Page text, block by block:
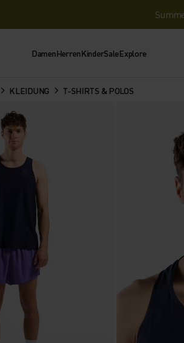
DamenHerrenKinderSaleExplore
KLEIDUNG T-SHIRTS & POLOS